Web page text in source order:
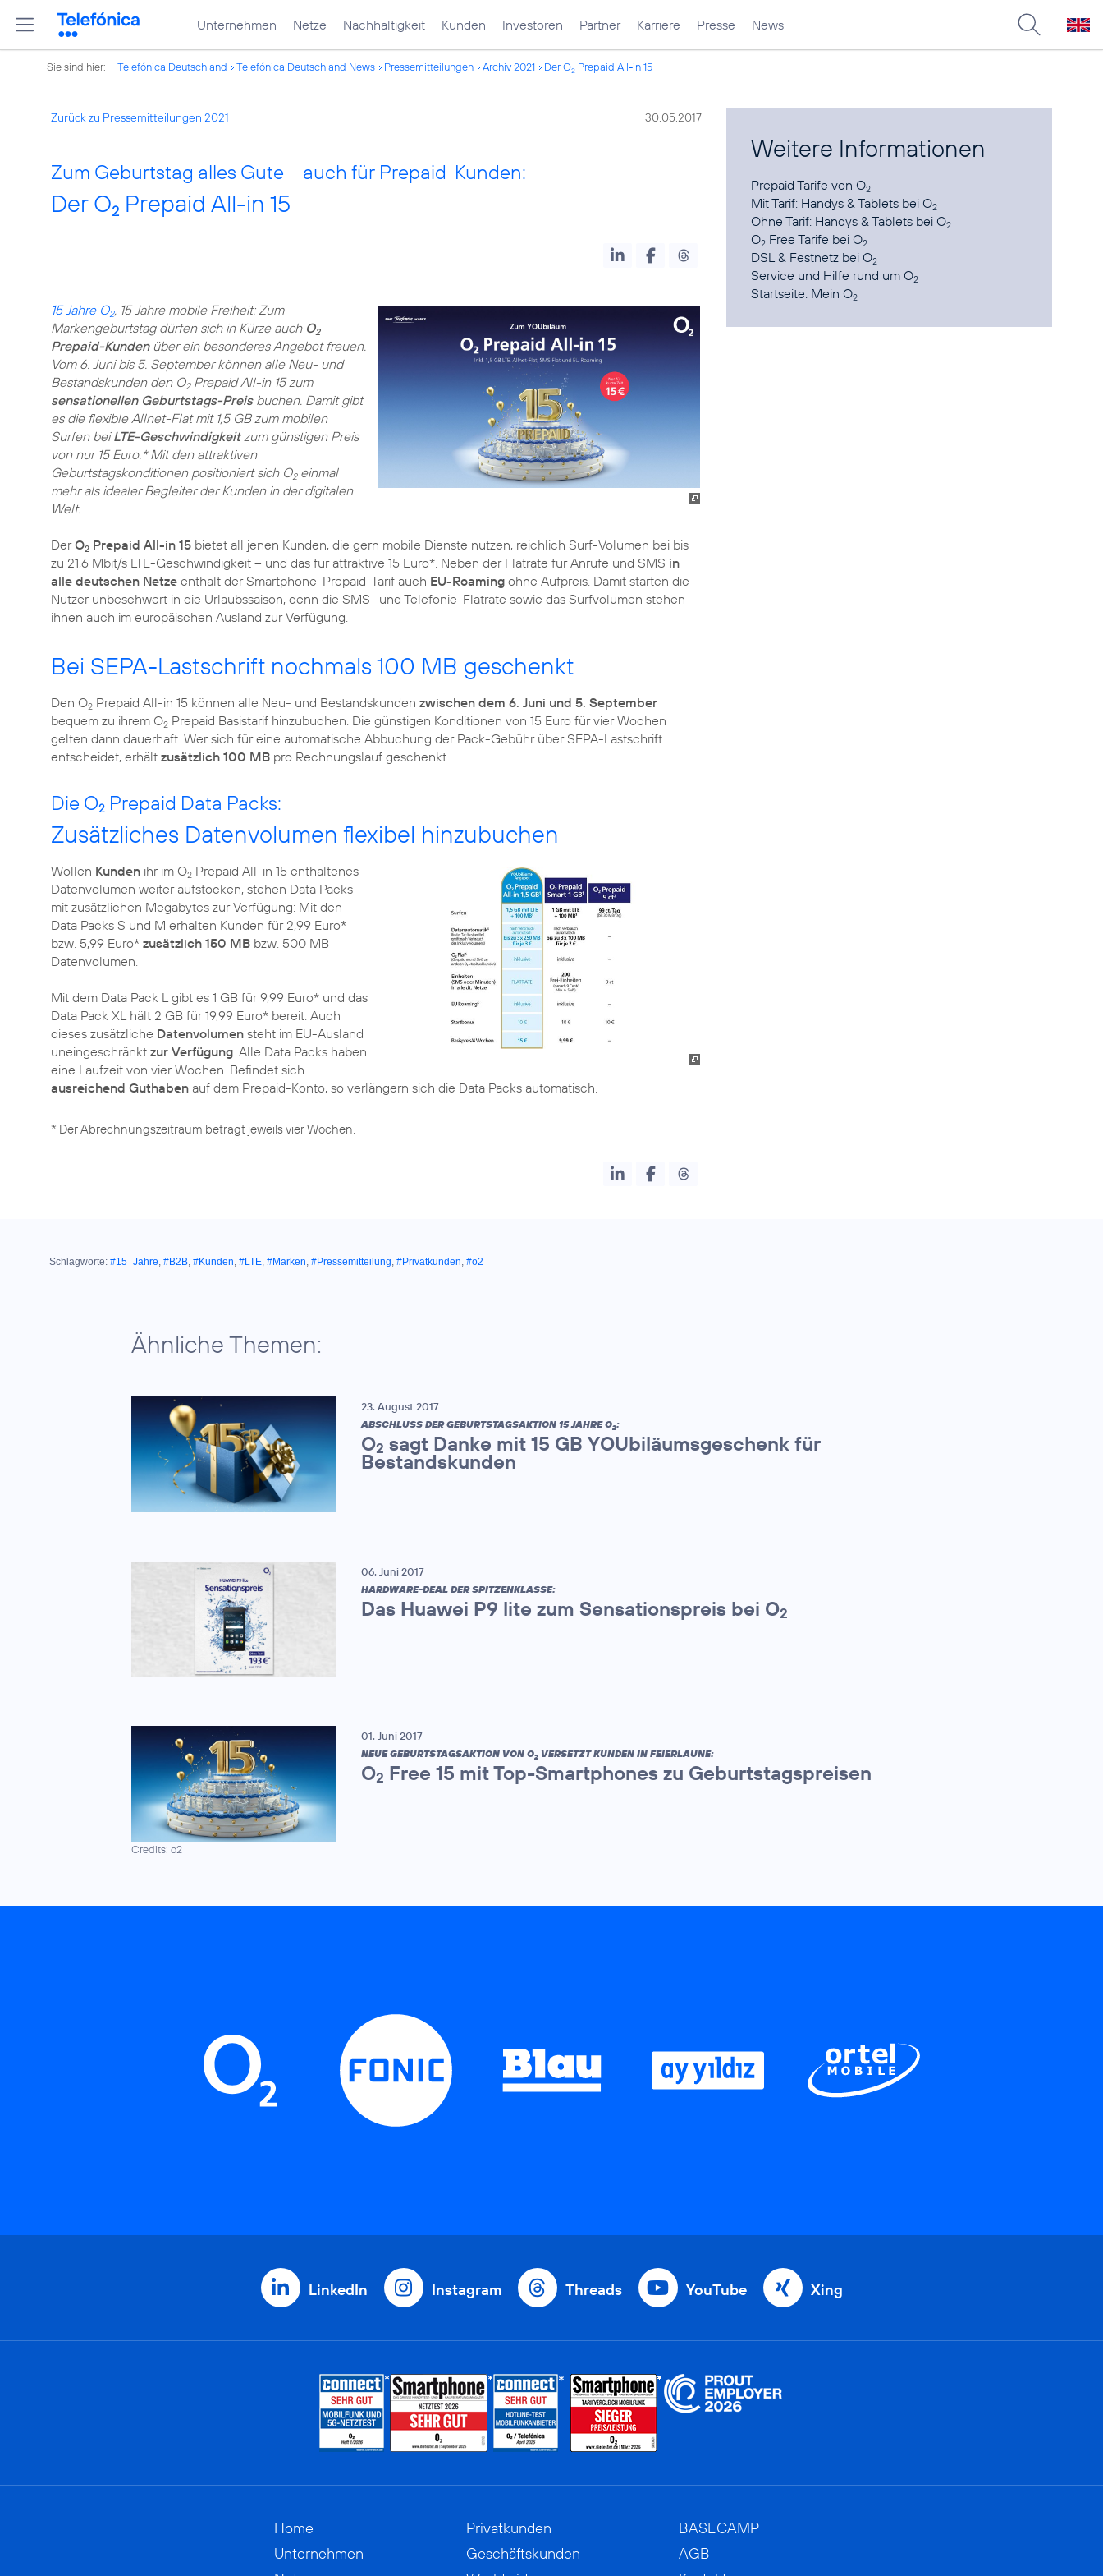
Unternehmen Netze Nachhaltigkeit Kunden Investoren Partner Karriere Presse News
Sie sind hier: Telefónica Deutschland Telefónica Deutschland News Pressemitteilungen Archiv 2021 Der O2 Prepaid All-in 15
Zurück zu Pressemitteilungen 2021 30.05.2017
Zum Geburtstag alles Gute – auch für Prepaid-Kunden:
Der O2 Prepaid All-in 15
15 Jahre O2, 15 Jahre mobile Freiheit: Zum
Markengeburtstag dürfen sich in Kürze auch O2
Prepaid-Kundenüber ein besonderes Angebot freuen.
Vom 6. Juni bis 5. September können alle Neu- und
Bestandskunden den O2Prepaid All-in 15 zum
sensationellen Geburtstags-Preisbuchen. Damit gibt
es die flexible Allnet-Flat mit 1,5 GB zum mobilen
Surfen beiLTE-Geschwindigkeitzum günstigen Preis
von nur 15 Euro.* Mit den attraktiven
Geburtstagskonditionen positioniert sich O2einmal
mehr als idealer Begleiter der Kunden in der digitalen
Welt.
DerO2 Prepaid All-in 15 bietet all jenen Kunden, die gern mobile Dienste nutzen, reichlich Surf-Volumen bei bis
zu 21,6 Mbit/s LTE-Geschwindigkeit – und das für attraktive 15 Euro*. Neben der Flatrate für Anrufe und SMS in
alle deutschen Netze enthält der Smartphone-Prepaid-Tarif auch EU-Roaming ohne Aufpreis. Damit starten die
Nutzer unbeschwert in die Urlaubssaison, denn die SMS- und Telefonie-Flatrate sowie das Surfvolumen stehen
ihnen auch im europäischen Ausland zur Verfügung.
Bei SEPA-Lastschrift nochmals 100 MB geschenkt
Den O2 Prepaid All-in 15 können alle Neu- und Bestandskunden zwischen dem 6. Juni und 5. September
bequem zu ihrem O2 Prepaid Basistarif hinzubuchen. Die günstigen Konditionen von 15 Euro für vier Wochen
gelten dann dauerhaft. Wer sich für eine automatische Abbuchung der Pack-Gebühr über SEPA-Lastschrift
entscheidet, erhält zusätzlich 100 MB pro Rechnungslauf geschenkt.
Die O2 Prepaid Data Packs:
Zusätzliches Datenvolumen flexibel hinzubuchen
Wollen Kunden ihr im O2 Prepaid All-in 15 enthaltenes
Datenvolumen weiter aufstocken, stehen Data Packs
mit zusätzlichen Megabytes zur Verfügung: Mit den
Data Packs S und M erhalten Kunden für 2,99 Euro*
bzw. 5,99 Euro* zusätzlich 150 MB bzw. 500 MB
Datenvolumen.
Mit dem Data Pack L gibt es 1 GB für 9,99 Euro* und das
Data Pack XL hält 2 GB für 19,99 Euro* bereit. Auch
dieses zusätzliche Datenvolumen steht im EU-Ausland
uneingeschränkt zur Verfügung. Alle Data Packs haben
eine Laufzeit von vier Wochen. Befindet sich
ausreichend Guthaben auf dem Prepaid-Konto, so verlängern sich die Data Packs automatisch.
* Der Abrechnungszeitraum beträgt jeweils vier Wochen.
Weitere Informationen
Prepaid Tarife von O2
Mit Tarif: Handys & Tablets bei O2
Ohne Tarif: Handys & Tablets bei O2
O2 Free Tarife bei O2
DSL & Festnetz bei O2
Service und Hilfe rund um O2
Startseite: Mein O2
Schlagworte: #15_Jahre, #B2B, #Kunden, #LTE, #Marken, #Pressemitteilung, #Privatkunden, #o2
Ähnliche Themen:
23. August 2017
ABSCHLUSS DER GEBURTSTAGSAKTION 15 JAHRE O2:
O2 sagt Danke mit 15 GB YOUbiläumsgeschenk für
Bestandskunden
06. Juni 2017
HARDWARE-DEAL DER SPITZENKLASSE:
Das Huawei P9 lite zum Sensationspreis bei O2
Credits: o2
01. Juni 2017
NEUE GEBURTSTAGSAKTION VON O2 VERSETZT KUNDEN IN FEIERLAUNE:
O2 Free 15 mit Top-Smartphones zu Geburtstagspreisen
LinkedIn Instagram Threads YouTube Xing
Home
Unternehmen
Privatkunden
Geschäftskunden
BASECAMP
AGB